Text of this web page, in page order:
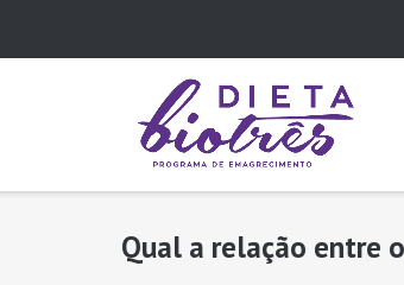
Qual a relação entre